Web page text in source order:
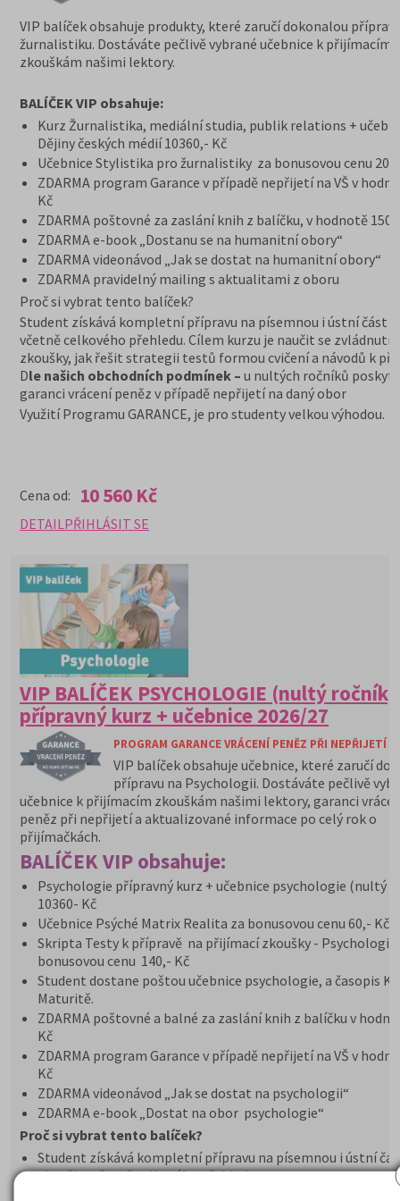
VIP balíček obsahuje produkty, které zaručí dokonalou
žurnalistiku. Dostáváte pečlivě vybrané učebnice k přijímacím
zkouškám našimi lektory.
BALÍČEK VIP obsahuje:
Kurz Žurnalistika, mediální studia, publik relations +
Dějiny českých médií 10360,- Kč
Učebnice Stylistika pro žurnalistiky za bonusovou cenu
ZDARMA program Garance v případě nepřijetí na VŠ v
Kč
ZDARMA poštovné za zaslání knih z balíčku, v hodnotě 150
ZDARMA e-book „Dostanu se na humanitní obory“
ZDARMA videonávod „Jak se dostat na humanitní obory“
ZDARMA pravidelný mailing s aktualitami z oboru
Proč si vybrat tento balíček?
Student získává kompletní přípravu na písemnou i ústní část
včetně celkového přehledu. Cílem kurzu je naučit se zvládnutí
zkoušky, jak řešit strategii testů formou cvičení a návodů k
Dle našich obchodních podmínek – u nultých ročníků
garanci vrácení peněz v případě nepřijetí na daný obor
Využití Programu GARANCE, je pro studenty velkou výhodou.
Cena od: 10 560 Kč
DETAILPŘIHLÁSIT SE
VIP BALÍČEK PSYCHOLOGIE (nultý ročník)
přípravný kurz + učebnice 2026/27
PROGRAM GARANCE VRÁCENÍ PENĚZ PŘI NEPŘIJETÍ
VIP balíček obsahuje učebnice, které zaručí
přípravu na Psychologii. Dostáváte pečlivě
učebnice k přijímacím zkouškám našimi lektory, garanci
peněz při nepřijetí a aktualizované informace po celý rok o
přijímačkách.
BALÍČEK VIP obsahuje:
Psychologie přípravný kurz + učebnice psychologie (nultý
10360- Kč
Učebnice Psýché Matrix Realita za bonusovou cenu 60,- Kč
Skripta Testy k přípravě na přijímací zkoušky - Psychologie
bonusovou cenu 140,- Kč
Student dostane poštou učebnice psychologie, a časopis
Maturitě.
ZDARMA poštovné a balné za zaslání knih z balíčku v
Kč
ZDARMA program Garance v případě nepřijetí na VŠ v
Kč
ZDARMA videonávod „Jak se dostat na psychologii“
ZDARMA e-book „Dostat na obor psychologie“
Proč si vybrat tento balíček?
Student získává kompletní přípravu na písemnou i ústní
zkoušky, včetně celkového přehledu.